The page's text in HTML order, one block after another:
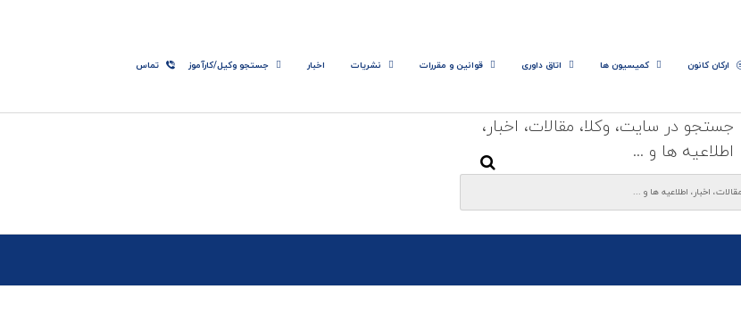
ارکان کانون کمیسیون ها اتاق داوری قوانین و مقررات نشریات اخبار جستجو وکیل/کارآموز تماس
جستجو در سایت، وکلا، مقالات، اخبار،
اطلاعیه ها و ...